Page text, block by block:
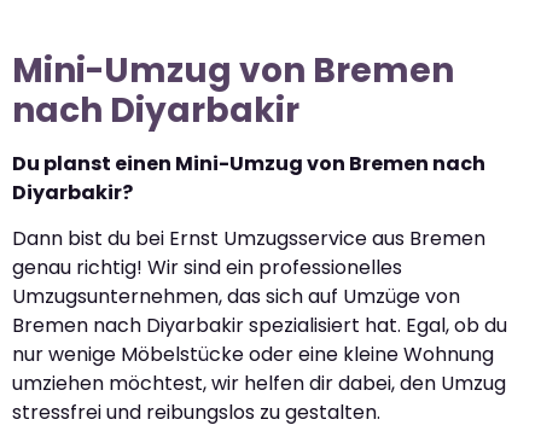
Mini-Umzug von Bremen
nach Diyarbakir
Du planst einen Mini-Umzug von Bremen nach
Diyarbakir?
Dann bist du bei Ernst Umzugsservice aus Bremen
genau richtig! Wir sind ein professionelles
Umzugsunternehmen, das sich auf Umzüge von
Bremen nach Diyarbakir spezialisiert hat. Egal, ob du
nur wenige Möbelstücke oder eine kleine Wohnung
umziehen möchtest, wir helfen dir dabei, den Umzug
stressfrei und reibungslos zu gestalten.